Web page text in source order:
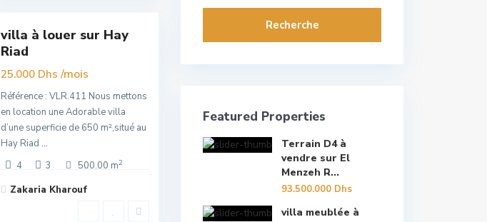
Exclusivité
villa à louer sur Hay
Riad
25.000 Dhs/mois
Référence : VLR.411 Nous mettons
en location une Adorable villa
d’une superficie de 650 m²,situé au
Hay Riad ...
4
3 500.00 m2
Zakaria Kharouf
Recherche
Featured Properties
Terrain D4 à
vendre sur El
Menzeh R...
93.500.000 Dhs
villa meublée à